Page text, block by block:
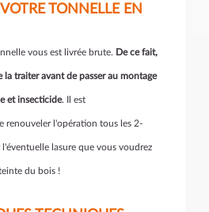
TONNELLE EN
vous est livrée brute. De ce fait,
traiter avant de passer au montage
et insecticide. Il est
renouveler l'opération tous les 2-
lasure que vous voudrez
du bois !